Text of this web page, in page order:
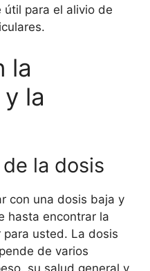
útil para el alivio de
la
la
la dosis
con una dosis baja y
hasta encontrar la
usted. La dosis
de varios